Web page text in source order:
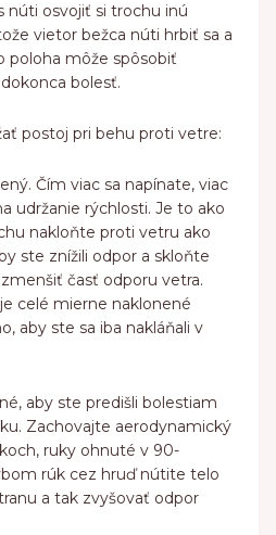
núti osvojiť si trochu inú
vietor bežca núti hrbiť sa a
poloha môže spôsobiť
bolesť.
postoj pri behu proti vetre:
Čím viac sa napínate, viac
udržanie rýchlosti. Je to ako
nakloňte proti vetru ako
ste znížili odpor a skloňte
časť odporu vetra.
celé mierne naklonené
aby ste sa iba nakláňali v
aby ste predišli bolestiam
Zachovajte aerodynamický
ruky ohnuté v 90-
rúk cez hruď nútite telo
a tak zvyšovať odpor